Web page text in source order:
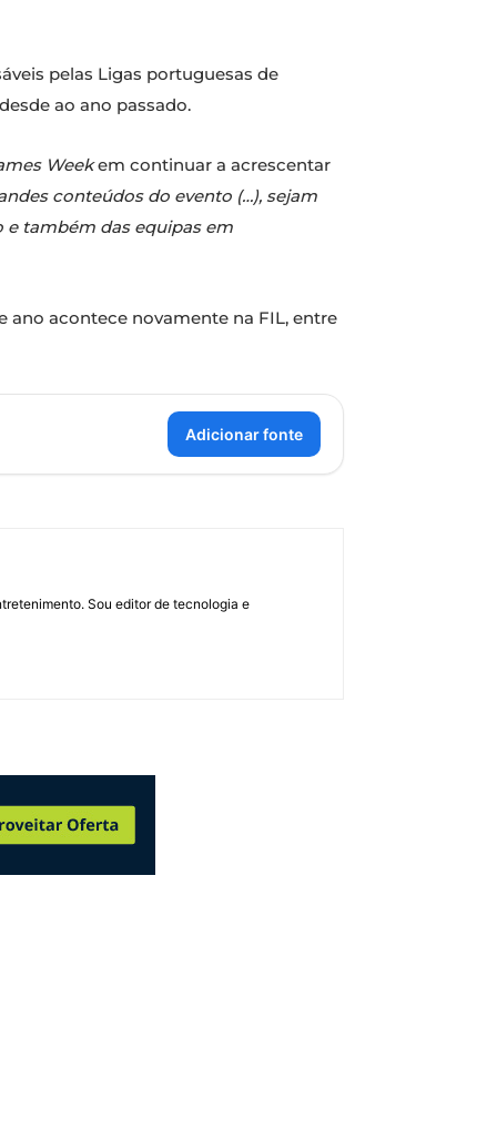
pelas Ligas portuguesas de
ao ano passado.
Weekem continuar a acrescentar
conteúdos do evento (…), sejam
e também das equipas em
ano acontece novamente na FIL, entre
Adicionar fonte
Sou editor de tecnologia e